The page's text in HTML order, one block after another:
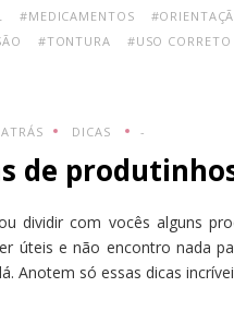
#MEDICAMENTOS
#TONTURA #USO
DICAS -
de
dividir com vocês alguns
úteis e não encontro nada
Anotem só essas dicas